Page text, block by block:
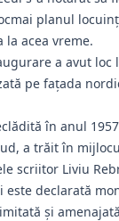
planul
la acea vreme.
a avut loc
pe faţada
în anul
a trăit în
scriitor Liviu
este declarată
și